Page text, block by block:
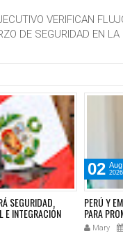
VERIFICAN
DE SEGURIDAD EN LA
SEGURIDAD,
E INTEGRACIÓN
02 Aug
2026
PERÚ Y
PARA
CON
Mary